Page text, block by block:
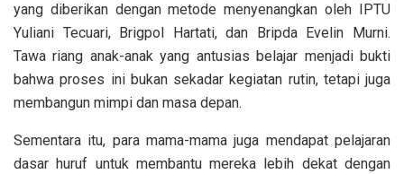
yang diberikan dengan metode menyenangkan oleh IPTU
Yuliani Tecuari, Brigpol Hartati, dan Bripda Evelin Murni.
Tawa riang anak-anak yang antusias belajar menjadi bukti
bahwa proses ini bukan sekadar kegiatan rutin, tetapi juga
membangun mimpi dan masa depan.
Sementara itu, para mama-mama juga mendapat pelajaran
dasar huruf untuk membantu mereka lebih dekat dengan